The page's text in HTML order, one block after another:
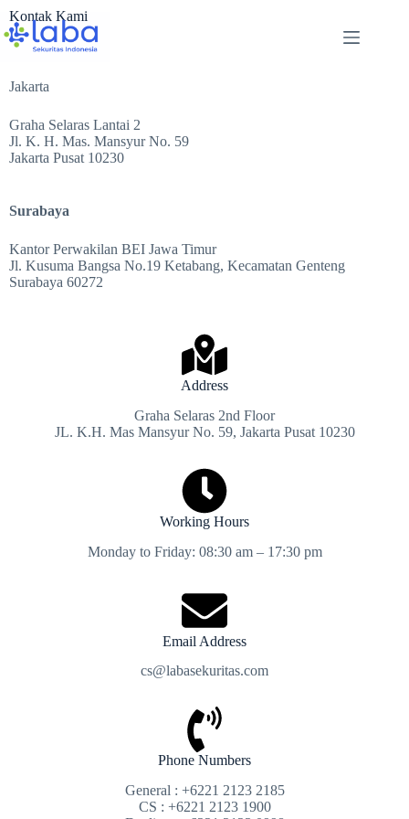
Kontak Kami
Jakarta
Graha Selaras Lantai 2
Jl. K. H. Mas. Mansyur No. 59
Jakarta Pusat 10230
Surabaya
Kantor Perwakilan BEI Jawa Timur
Jl. Kusuma Bangsa No.19 Ketabang, Kecamatan Genteng
Surabaya 60272
Address​
Graha Selaras 2nd Floor
JL. K.H. Mas Mansyur No. 59, Jakarta Pusat 10230
Working Hours
Monday to Friday: 08:30 am – 17:30 pm
Email Address
cs@labasekuritas.com
Phone Numbers
General : +6221 2123 2185
CS : +6221 2123 1900